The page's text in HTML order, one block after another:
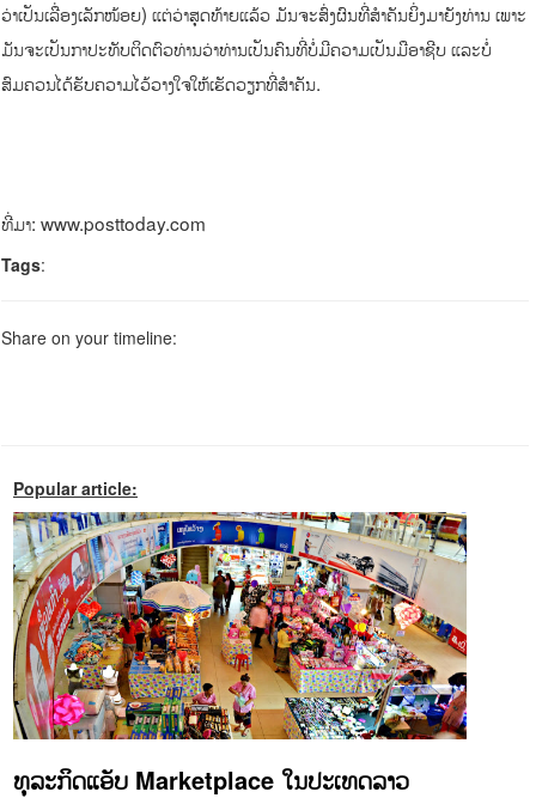
ວ່າເປັນເລື່ອງເລັກໜ້ອຍ) ແຕ່ວ່າສຸດທ້າຍແລ້ວ ມັນຈະສົ່ງຜົນທີ່ສຳຄັນຍິ່ງມາຍັງທ່ານ ເພາະ
ມັນຈະເປັນກາປະທັບຕິດຕົວທ່ານວ່າທ່ານເປັນຄົນທີ່ບໍ່ມີຄວາມເປັນມືອາຊີບ ແລະບໍ່
ສົມຄວນໄດ້ຮັບຄວາມໄວ້ວາງໃຈໃຫ້ເຮັດວຽກທີ່ສຳຄັນ.
ທີ່ມາ: www.posttoday.com
Tags:
Share on your timeline:
Popular article:
ທຸລະກິດແອັບ Marketplace ໃນປະເທດລາວ